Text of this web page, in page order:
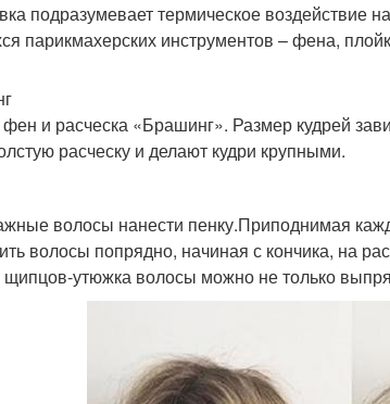
подразумевает термическое воздействие
парикмахерских инструментов – фена,
и расческа «Брашинг». Размер кудрей
расческу и делают кудри крупными.
волосы нанести пенку.Приподнимая
волосы попрядно, начиная с кончика, на
утюжка волосы можно не только